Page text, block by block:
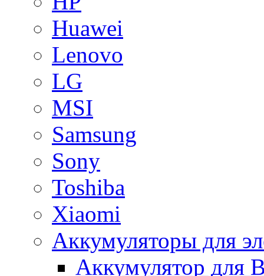
Huawei
Lenovo
LG
MSI
Samsung
Sony
Toshiba
Xiaomi
Аккумуляторы для
Аккумулятор для